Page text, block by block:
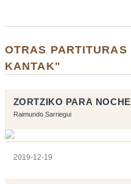
OTRAS
KANTAK"
ZORTZIKO PARA
Raimundo Sarriegui
2019-12-19